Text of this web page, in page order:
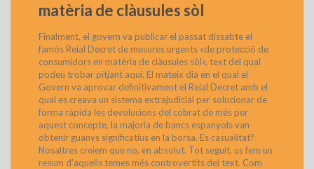
matèria de clàusules sòl
Finalment, el govern va publicar el passat dissabte el
famós Reial Decret de mesures urgents «de protecció de
consumidors en matèria de clàusules sòl«, text del qual
podeu trobar pitjant aquí. El mateix dia en el qual el
Govern va aprovar definitivament el Reial Decret amb el
qual es creava un sistema extrajudicial per solucionar de
forma ràpida les devolucions del cobrat de més per
aquest concepte, la majoria de bancs espanyols van
obtenir guanys significatius en la borsa. Es casualitat?
Nosaltres creiem que no, en absolut. Tot seguit, us fem un
resum d’aquells temes més controvertits del text. Com